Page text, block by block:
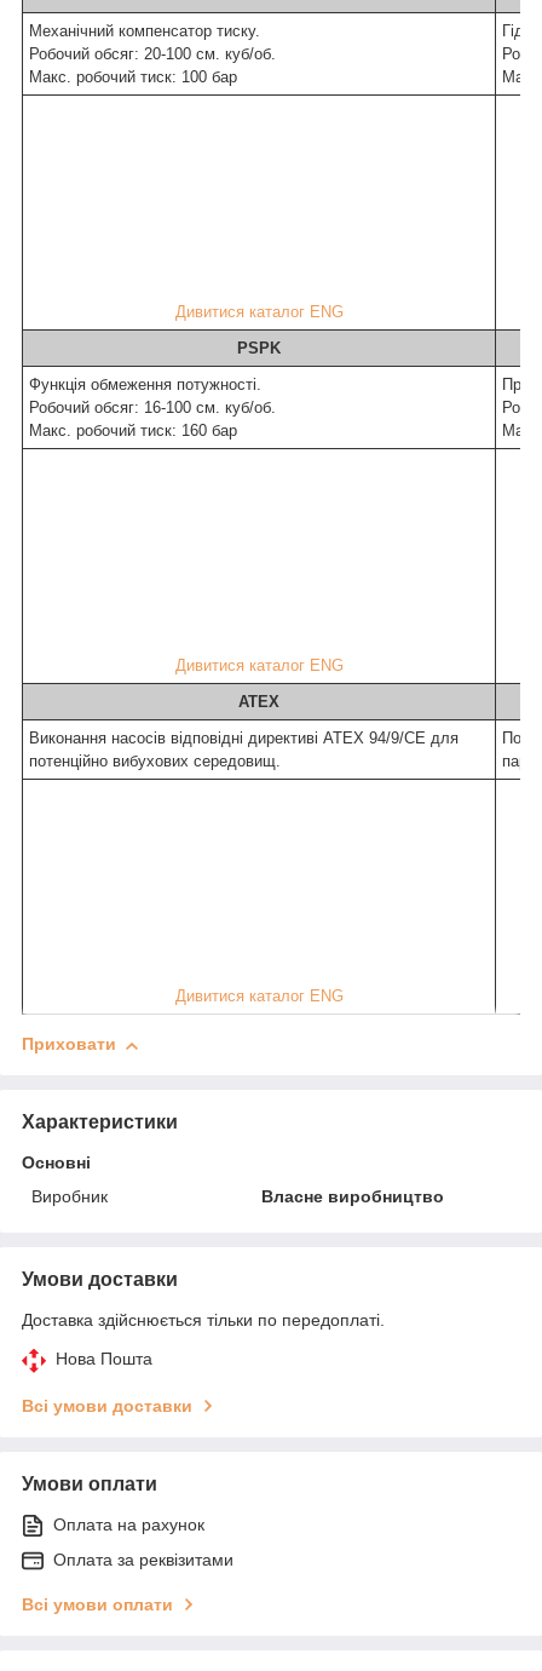
Механічний компенсатор тиску.
Робочий обсяг: 20-100 см. куб/об.
Макс. робочий тиск: 100 бар
Дивитися каталог ENG
PSPK
Функція обмеження потужності.
Робочий обсяг: 16-100 см. куб/об.
Макс. робочий тиск: 160 бар
Дивитися каталог ENG
ATEX
Виконання насосів відповідні директиві ATEX 94/9/CE для
потенційно вибухових середовищ.
Дивитися каталог ENG
Приховати
Характеристики
Основні
Виробник
Власне виробництво
Умови доставки
Доставка здійснюється тільки по передоплаті.
Нова Пошта
Всі умови доставки
Умови оплати
Оплата на рахунок
Оплата за реквізитами
Всі умови оплати